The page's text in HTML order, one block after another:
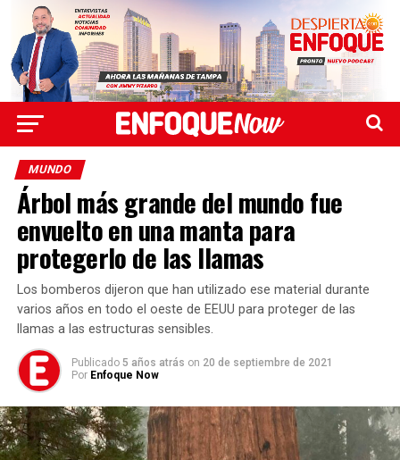
MUNDO
Árbol más grande del mundo fue
envuelto en una manta para
protegerlo de las llamas
Los bomberos dijeron que han utilizado ese material durante
varios años en todo el oeste de EEUU para proteger de las
llamas a las estructuras sensibles.
Publicado 5 años atrás on 20 de septiembre de 2021
Por Enfoque Now